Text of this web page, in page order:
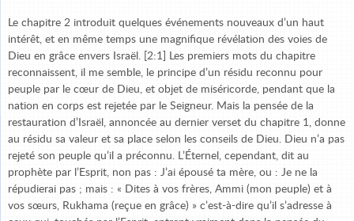
Le chapitre 2 introduit quelques événements nouveaux d’un haut
intérêt, et en même temps une magnifique révélation des voies de
Dieu en grâce envers Israël. [2:1] Les premiers mots du chapitre
reconnaissent, il me semble, le principe d’un résidu reconnu pour
peuple par le cœur de Dieu, et objet de miséricorde, pendant que la
nation en corps est rejetée par le Seigneur. Mais la pensée de la
restauration d’Israël, annoncée au dernier verset du chapitre 1, donne
au résidu sa valeur et sa place selon les conseils de Dieu. Dieu n’a pas
rejeté son peuple qu’il a préconnu. L’Éternel, cependant, dit au
prophète par l’Esprit, non pas : J’ai épousé ta mère, ou : Je ne la
répudierai pas ; mais : « Dites à vos frères, Ammi (mon peuple) et à
vos sœurs, Rukhama (reçue en grâce) » c’est-à-dire qu’il s’adresse à